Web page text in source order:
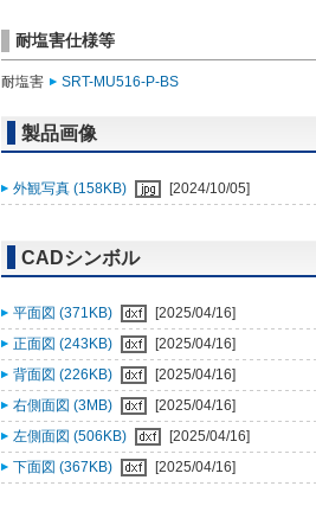
耐塩害仕様等
耐塩害 SRT-MU516-P-BS
製品画像
外観写真 (158KB) [2024/10/05]
CADシンボル
平面図 (371KB)
[2025/04/16]
正面図 (243KB)
[2025/04/16]
背面図 (226KB)
[2025/04/16]
右側面図 (3MB)
[2025/04/16]
左側面図 (506KB)
[2025/04/16]
下面図 (367KB)
[2025/04/16]